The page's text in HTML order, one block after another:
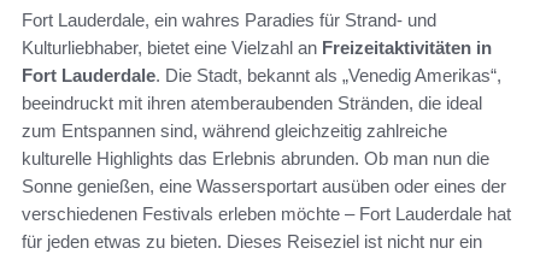
Fort Lauderdale, ein wahres Paradies für Strand- und
Kulturliebhaber, bietet eine Vielzahl an Freizeitaktivitäten in
Fort Lauderdale. Die Stadt, bekannt als „Venedig Amerikas“,
beeindruckt mit ihren atemberaubenden Stränden, die ideal
zum Entspannen sind, während gleichzeitig zahlreiche
kulturelle Highlights das Erlebnis abrunden. Ob man nun die
Sonne genießen, eine Wassersportart ausüben oder eines der
verschiedenen Festivals erleben möchte – Fort Lauderdale hat
für jeden etwas zu bieten. Dieses Reiseziel ist nicht nur ein